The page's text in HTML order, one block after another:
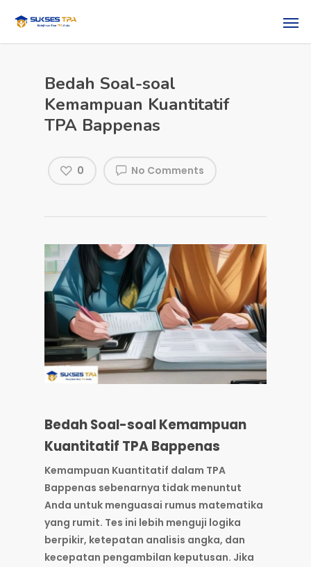
Bedah Soal-soal
Kemampuan Kuantitatif
TPA Bappenas
No Comments
0
Bedah Soal-soal Kemampuan
Kuantitatif TPA Bappenas
Kemampuan Kuantitatif dalam TPA
Bappenas sebenarnya tidak menuntut
Anda untuk menguasai rumus matematika
yang rumit. Tes ini lebih menguji logika
berpikir, ketepatan analisis angka, dan
kecepatan pengambilan keputusan. Jika